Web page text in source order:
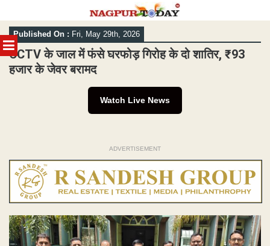
MENU
Skip
to
content
Published On : Fri, May 29th, 2026
CCTV के जाल में फंसे घरफोड़ गिरोह के दो शातिर, ₹93
हजार के जेवर बरामद
Watch Live News
ADVERTISEMENT